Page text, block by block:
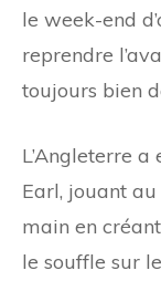
le week-end
reprendre
toujours bien
L’Angleterre
Earl, jouant
main en
le souffle sur